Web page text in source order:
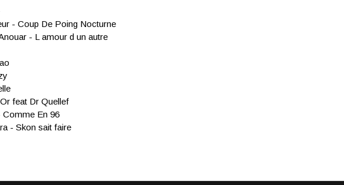
- Coup De Poing Nocturne
- L amour d un autre
feat Dr Quellef
En 96
- Skon sait faire